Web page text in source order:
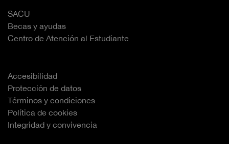
SACU
Becas y ayudas
Centro de Atención al Estudiante
Accesibilidad
Protección de datos
Términos y condiciones
Política de cookies
Integridad y convivencia